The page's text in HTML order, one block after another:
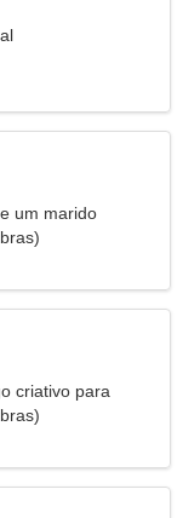
um marido
criativo para